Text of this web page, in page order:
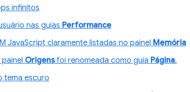
infinitos
nas guias Performance
JavaScript claramente listadas no painel Memória
Origensfoi renomeada como guia Página.
tema escuro